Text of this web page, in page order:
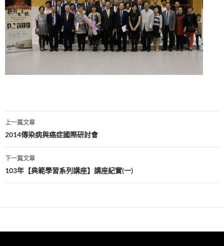
文
章
導
覽
上一篇文章
2014傳染病與癌症國際研討會
下一篇文章
103年【典範學習系列講座】講座紀實(一)